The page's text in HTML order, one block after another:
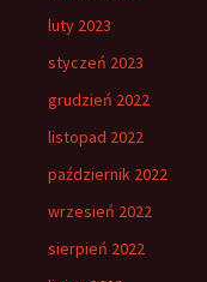
luty 2023
styczeń 2023
grudzień 2022
listopad 2022
październik 2022
wrzesień 2022
sierpień 2022